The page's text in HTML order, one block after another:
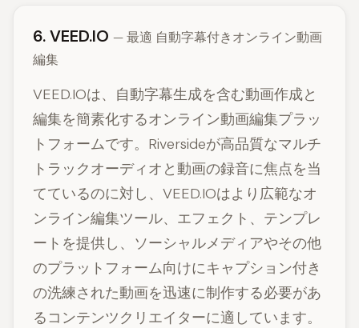
6. VEED.IO — 最適 自動字幕付きオンライン動画
編集
VEED.IOは、自動字幕生成を含む動画作成と
編集を簡素化するオンライン動画編集プラッ
トフォームです。Riversideが高品質なマルチ
トラックオーディオと動画の録音に焦点を当
てているのに対し、VEED.IOはより広範なオ
ンライン編集ツール、エフェクト、テンプレ
ートを提供し、ソーシャルメディアやその他
のプラットフォーム向けにキャプション付き
の洗練された動画を迅速に制作する必要があ
るコンテンツクリエイターに適しています。